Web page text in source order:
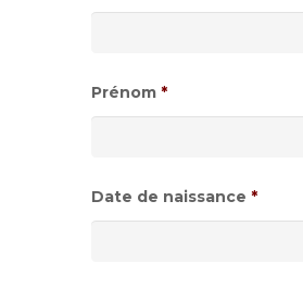
Prénom *
Date de naissance *